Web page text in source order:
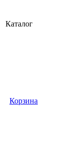
Каталог
Корзина